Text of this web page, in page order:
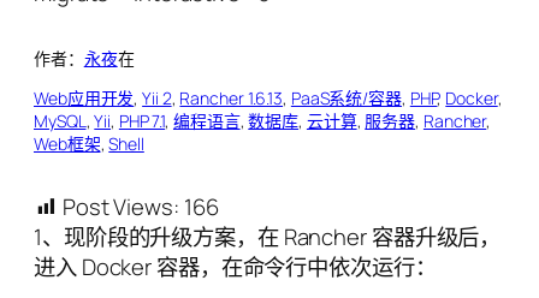
作者： 永夜在
Web应用开发, Yii 2, Rancher 1.6.13, PaaS系统/容器, PHP, Docker
MySQL, Yii, PHP 7.1, 编程语言, 数据库, 云计算, 服务器, Rancher
Web框架, Shell
Post Views: 166
1、现阶段的升级方案，在 Rancher 容器升级后，
进入 Docker 容器，在命令行中依次运行：